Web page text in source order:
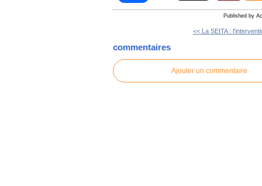
Published by
<< La SEITA :
commentaires
Ajouter un commentaire